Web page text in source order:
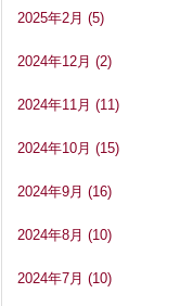
2025年2月 (5)
2024年12月 (2)
2024年11月 (11)
2024年10月 (15)
2024年9月 (16)
2024年8月 (10)
2024年7月 (10)